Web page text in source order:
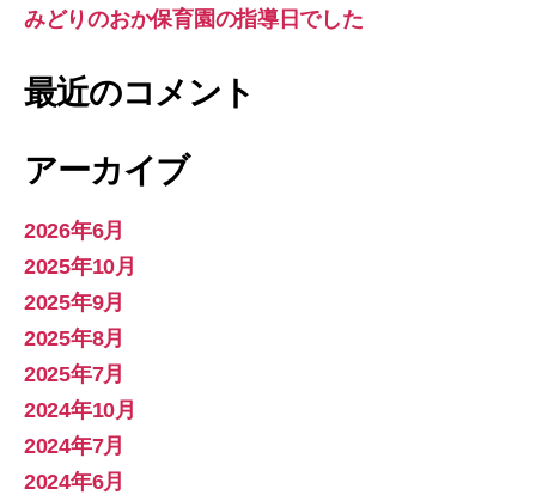
みどりのおか保育園の指導日でした
最近のコメント
アーカイブ
2026年6月
2025年10月
2025年9月
2025年8月
2025年7月
2024年10月
2024年7月
2024年6月